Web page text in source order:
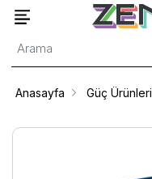
Anasayfa Güç Ürünleri